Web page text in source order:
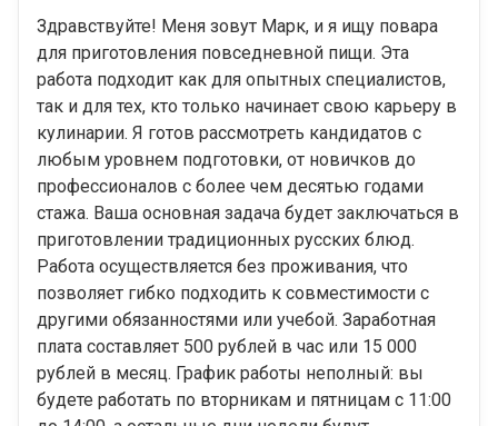
Здравствуйте! Меня зовут Марк, и я ищу повара
для приготовления повседневной пищи. Эта
работа подходит как для опытных специалистов,
так и для тех, кто только начинает свою карьеру в
кулинарии. Я готов рассмотреть кандидатов с
любым уровнем подготовки, от новичков до
профессионалов с более чем десятью годами
стажа. Ваша основная задача будет заключаться в
приготовлении традиционных русских блюд.
Работа осуществляется без проживания, что
позволяет гибко подходить к совместимости с
другими обязанностями или учебой. Заработная
плата составляет 500 рублей в час или 15 000
рублей в месяц. График работы неполный: вы
будете работать по вторникам и пятницам с 11:00